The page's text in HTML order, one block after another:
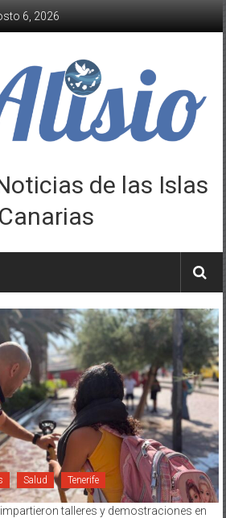
6, 2026
de las Islas
Canarias
Salud Tenerife
talleres y demostraciones en